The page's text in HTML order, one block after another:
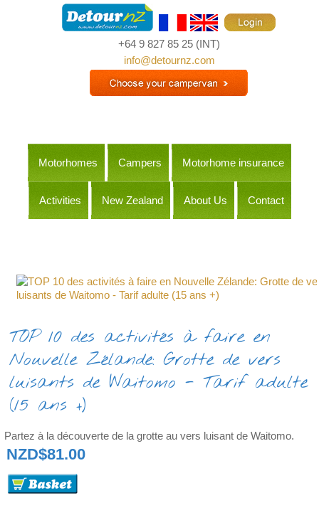
+64 9 827 85 25 (INT)
info@detournz.com
Motorhomes Campers Motorhome insurance
Activities New Zealand About Us Contact
TOP 10 des activités à faire en
Nouvelle Zélande: Grotte de vers
luisants de Waitomo - Tarif adulte
(15 ans +)
Partez à la découverte de la grotte au vers luisant de Waitomo.
NZD$81.00